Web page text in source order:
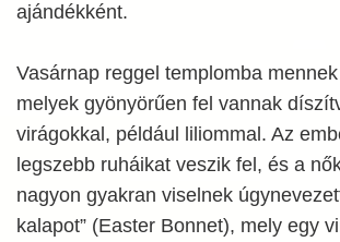
ajándékként.
Vasárnap reggel templomba
melyek gyönyörűen fel vannak
virágokkal, például liliommal. Az
legszebb ruháikat veszik fel, és a
nagyon gyakran viselnek
kalapot” (Easter Bonnet), mely egy